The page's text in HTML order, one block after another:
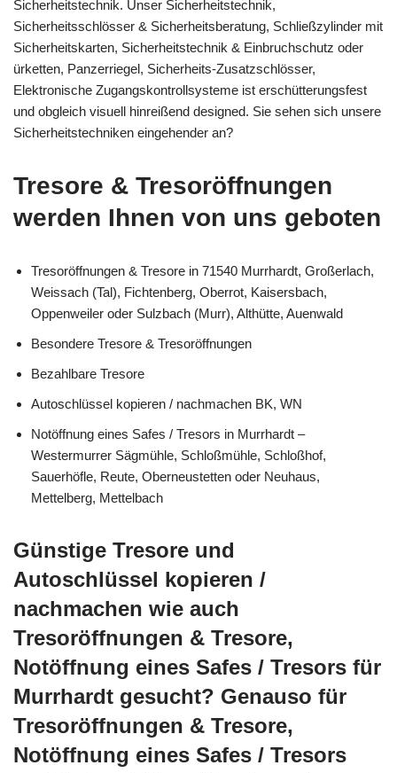
Sicherheitstechnik. Unser Sicherheitstechnik,
Sicherheitsschlösser & Sicherheitsberatung, Schließzylinder mit
Sicherheitskarten, Sicherheitstechnik & Einbruchschutz oder
ürketten, Panzerriegel, Sicherheits-Zusatzschlösser,
Elektronische Zugangskontrollsysteme ist erschütterungsfest
und obgleich visuell hinreißend designed. Sie sehen sich unsere
Sicherheitstechniken eingehender an?
Tresore & Tresoröffnungen
werden Ihnen von uns geboten
Tresoröffnungen & Tresore in 71540 Murrhardt, Großerlach,
Weissach (Tal), Fichtenberg, Oberrot, Kaisersbach,
Oppenweiler oder Sulzbach (Murr), Althütte, Auenwald
Besondere Tresore & Tresoröffnungen
Bezahlbare Tresore
Autoschlüssel kopieren / nachmachen BK, WN
Notöffnung eines Safes / Tresors in Murrhardt –
Westermurrer Sägmühle, Schloßmühle, Schloßhof,
Sauerhöfle, Reute, Oberneustetten oder Neuhaus,
Mettelberg, Mettelbach
Günstige Tresore und
Autoschlüssel kopieren /
nachmachen wie auch
Tresoröffnungen & Tresore,
Notöffnung eines Safes / Tresors für
Murrhardt gesucht? Genauso für
Tresoröffnungen & Tresore,
Notöffnung eines Safes / Tresors